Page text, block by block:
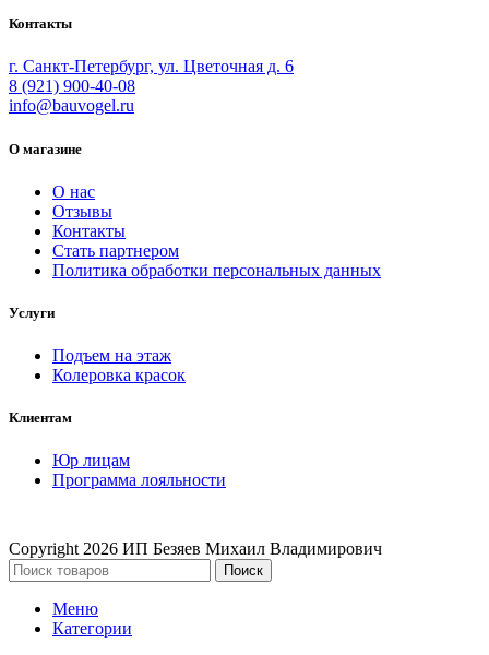
Контакты
г. Санкт-Петербург, ул. Цветочная д. 6
8 (921) 900-40-08
info@bauvogel.ru
О магазине
О нас
Отзывы
Контакты
Стать партнером
Политика обработки персональных данных
Услуги
Подъем на этаж
Колеровка красок
Клиентам
Юр лицам
Программа лояльности
Copyright 2026 ИП Безяев Михаил Владимирович
Поиск
Меню
Категории